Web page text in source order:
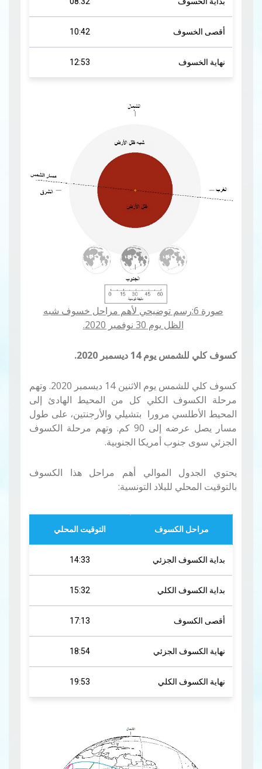
أقصى الخسوف 10:42
نهاية الخسوف 12:53
صورة 6:رسم توضيحي لأهم مراحل خسوف شبه
الظل يوم 30 نوفمبر 2020.
كسوف كلي للشمس يوم 14 ديسمبر 2020.
كسوف كلي للشمس يوم الاثنين 14 ديسمبر 2020. وتهم
مرحلة الكسوف الكلي كل من المحيط الهادئ إلى
المحيط الأطلسي مرورا بتشيلي والأرجنتين، على طول
مسار يصل عرضه إلى 90 كم. وتهم مرحلة الكسوف
الجزئي سوى جنوب أمريكا الجنوبية.
يحتوي الجدول الموالي أهم مراحل هذا الكسوف
بالتوقيت المحلي للبلاد التونسية:
مراحل الكسوف التوقيت المحلي
بداية الكسوف الجزئي 14:33
بداية الكسوف الكلي 15:32
أقصى الكسوف 17:13
نهاية الكسوف الجزئي 18:54
نهاية الكسوف الكلي 19:53